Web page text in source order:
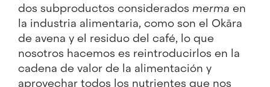
dos subproductos considerados merma en
la industria alimentaria, como son el Okāra
de avena y el residuo del café, lo que
nosotros hacemos es reintroducirlos en la
cadena de valor de la alimentación y
aprovechar todos los nutrientes que nos